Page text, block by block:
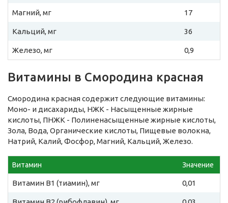
Магний, мг 17
Кальций, мг 36
Железо, мг 0,9
Витамины в Смородина красная
Смородина красная содержит следующие витамины:
Моно- и дисахариды, НЖК - Насыщенные жирные
кислоты, ПНЖК - Полиненасыщенные жирные кислоты,
Зола, Вода, Органические кислоты, Пищевые волокна,
Натрий, Калий, Фосфор, Магний, Кальций, Железо.
Витамин Значение
Витамин B1 (тиамин), мг 0,01